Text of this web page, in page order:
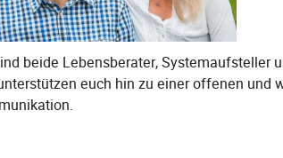
beide Lebensberater, Systemaufsteller
euch hin zu einer offenen und